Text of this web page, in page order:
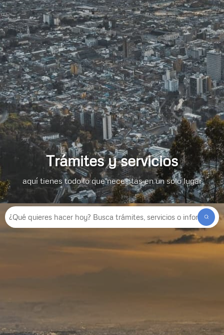
Trámites y servicios
aquí tienes todo lo que necesitas en un solo lugar